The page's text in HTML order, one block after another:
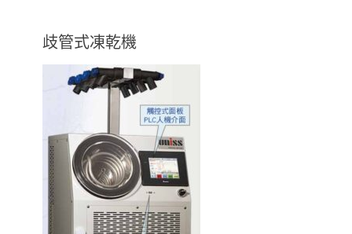
歧管式凍乾機